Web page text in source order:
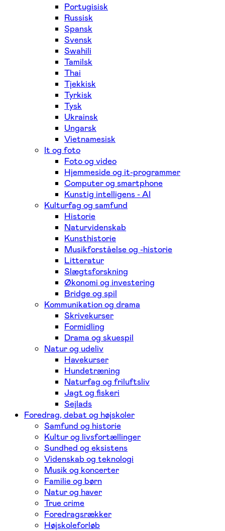
Portugisisk
Russisk
Spansk
Svensk
Swahili
Tamilsk
Thai
Tjekkisk
Tyrkisk
Tysk
Ukrainsk
Ungarsk
Vietnamesisk
It og foto
Foto og video
Hjemmeside og it-programmer
Computer og smartphone
Kunstig intelligens - AI
Kulturfag og samfund
Historie
Naturvidenskab
Kunsthistorie
Musikforståelse og -historie
Litteratur
Slægtsforskning
Økonomi og investering
Bridge og spil
Kommunikation og drama
Skrivekurser
Formidling
Drama og skuespil
Natur og udeliv
Havekurser
Hundetræning
Naturfag og friluftsliv
Jagt og fiskeri
Sejlads
Foredrag, debat og højskoler
Samfund og historie
Kultur og livsfortællinger
Sundhed og eksistens
Videnskab og teknologi
Musik og koncerter
Familie og børn
Natur og haver
True crime
Foredragsrækker
Højskoleforløb